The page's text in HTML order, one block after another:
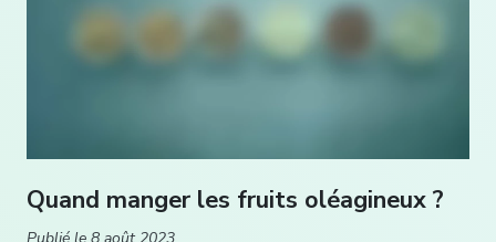
Quand manger les fruits oléagineux ?